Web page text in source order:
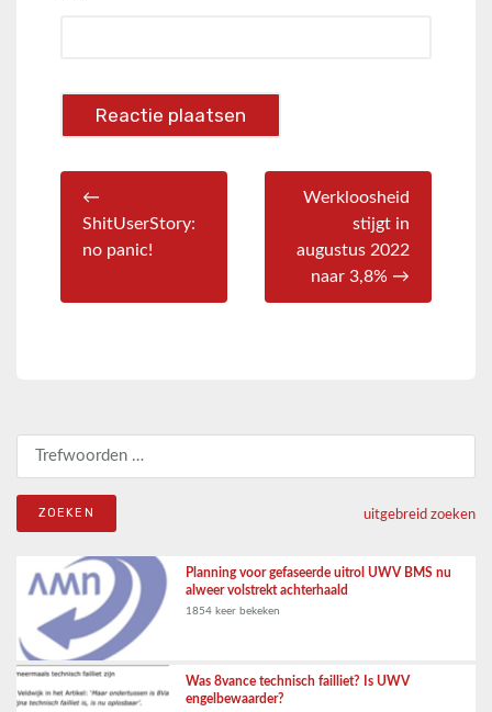
←
ShitUserStory:
no panic!
Werkloosheid
stijgt in
augustus 2022
naar 3,8% →
uitgebreid zoeken
Planning voor gefaseerde uitrol UWV BMS nu
alweer volstrekt achterhaald
1854 keer bekeken
Was 8vance technisch failliet? Is UWV
engelbewaarder?